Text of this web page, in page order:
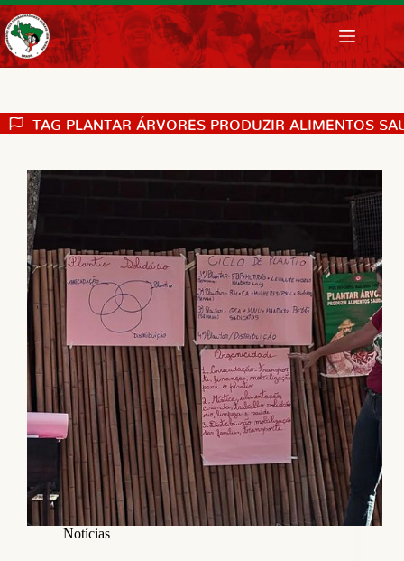
Pular
para
o
conteúdo
TAG PLANTAR ÁRVORES PRODUZIR ALIMENTOS
Notícias